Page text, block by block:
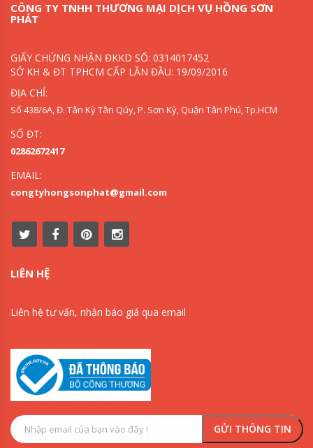
CÔNG TY TNHH THƯƠNG MẠI DỊCH VỤ HỒNG SƠN
PHÁT
GIẤY CHỨNG NHẬN ĐKKD SỐ: 0314017452
SỞ KH & ĐT TPHCM CẤP LẦN ĐẦU: 19/09/2016
ĐỊA CHỈ:
Số 438/6A, Đ. Tân Kỳ Tân Qúy, P. Sơn Kỳ, Quận Tân Phú, Tp.HCM
SỐ ĐT:
02862672417
EMAIL:
congtyhongsonphat@gmail.com
LIÊN HỆ
Liên hệ tư vấn, nhận báo giá qua email